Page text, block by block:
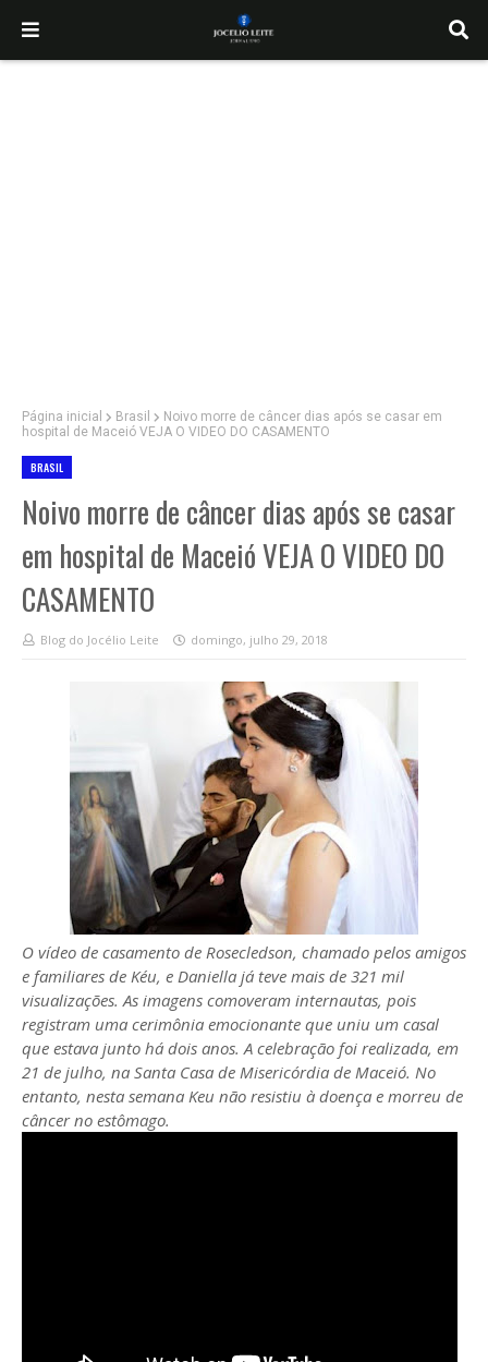
Página inicial Brasil
Noivo morre de câncer dias após se casar em
hospital de Maceió VEJA O VIDEO DO CASAMENTO
BRASIL
Noivo morre de câncer dias após se casar
em hospital de Maceió VEJA O VIDEO DO
CASAMENTO
Blog do Jocélio Leite domingo, julho 29, 2018
O vídeo de casamento de Rosecledson, chamado pelos amigos
e familiares de Kéu, e Daniella já teve mais de 321 mil
visualizações. As imagens comoveram internautas, pois
registram uma cerimônia emocionante que uniu um casal
que estava junto há dois anos. A celebração foi realizada, em
21 de julho, na Santa Casa de Misericórdia de Maceió. No
entanto, nesta semana Keu não resistiu à doença e morreu de
câncer no estômago.